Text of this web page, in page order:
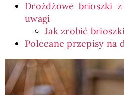
Drożdżowe brioszki
uwagi
Jak zrobić
Polecane przepisy na